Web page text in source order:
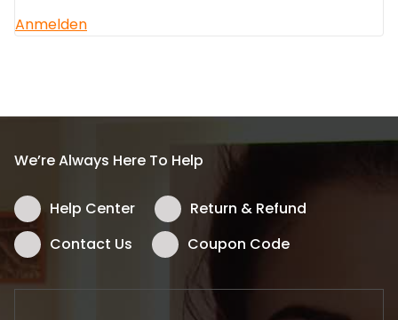
Anmelden
We’re Always Here To Help
Help Center
Return & Refund
Contact Us
Coupon Code